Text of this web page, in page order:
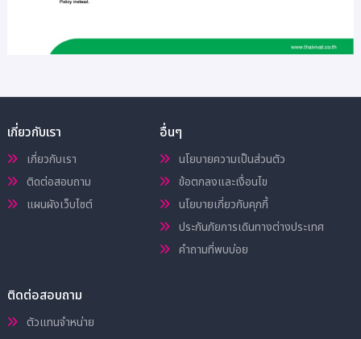
เกี่ยวกับเรา
เกี่ยวกับเรา
ติดต่อสอบถาม
แผนผังเว็บไซต์
อื่นๆ
นโยบายความเป็นส่วนตัว
ข้อตกลงและเงื่อนไข
นโยบายเกี่ยวกับคุกกี้
ประกันภัยการเดินทางต่างประเทศ
คำถามที่พบบ่อย
ติดต่อสอบถาม
ตัวแทนจำหน่าย